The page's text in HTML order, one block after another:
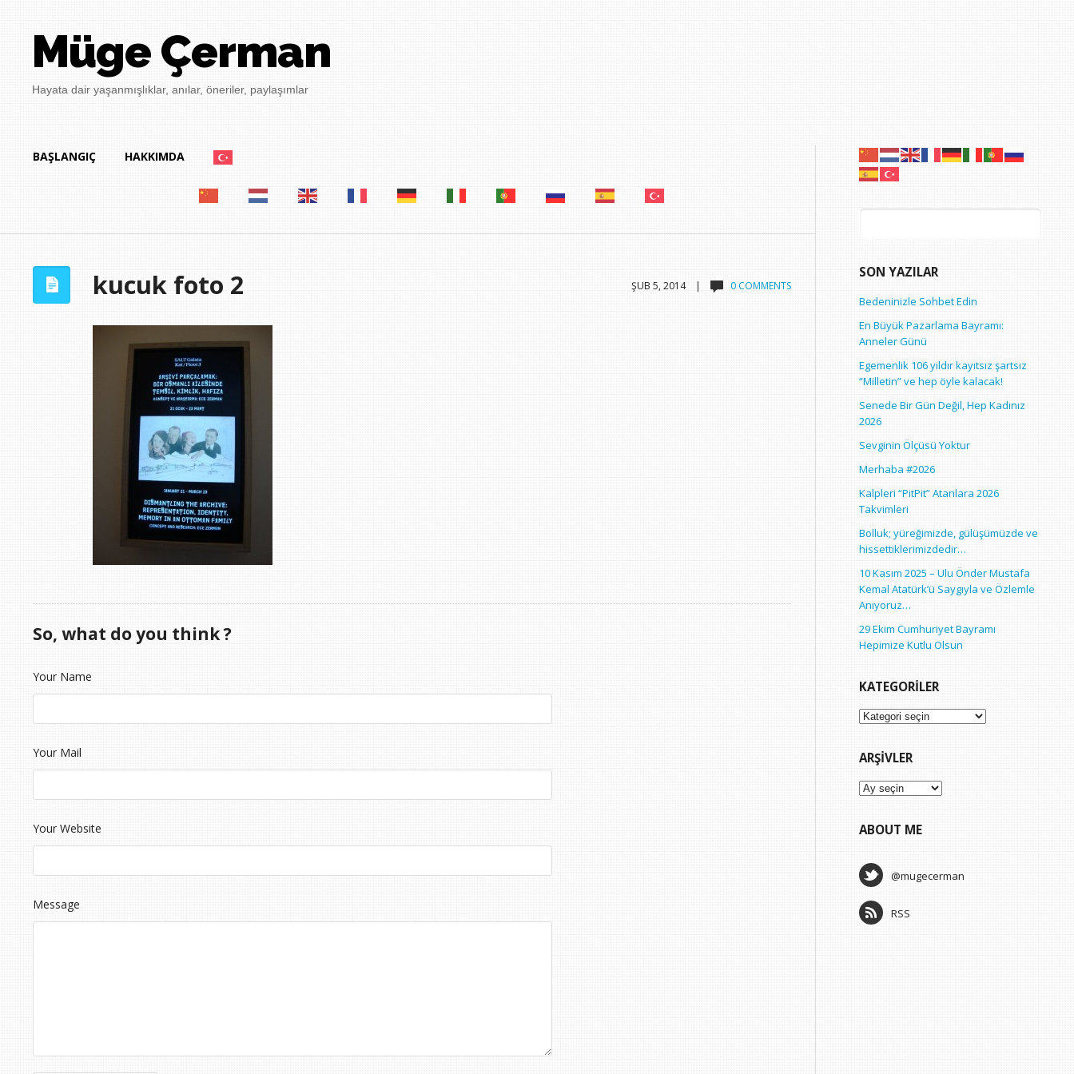
Müge Çerman
Hayata dair yaşanmışlıklar, anılar, öneriler, paylaşımlar
BAŞLANGIÇ HAKKIMDA
ŞUB 5, 2014 | 0 COMMENTS
kucuk foto 2
So, what do you think ?
Your Name
Your Mail
Your Website
Message
Arama:
SON YAZILAR
Bedeninizle Sohbet Edin
En Büyük Pazarlama Bayramı:
Anneler Günü
Egemenlik 106 yıldır kayıtsız şartsız
“Milletin” ve hep öyle kalacak!
Senede Bir Gün Değil, Hep Kadınız
2026
Sevginin Ölçüsü Yoktur
Merhaba #2026
Kalpleri “PitPit” Atanlara 2026
Takvimleri
Bolluk; yüreğimizde, gülüşümüzde ve
hissettiklerimizdedir…
10 Kasım 2025 – Ulu Önder Mustafa
Kemal Atatürk’ü Saygıyla ve Özlemle
Anıyoruz…
29 Ekim Cumhuriyet Bayramı
Hepimize Kutlu Olsun
KATEGORILER
Kategoriler
ARŞIVLER
Arşivler
ABOUT ME
@mugecerman
RSS